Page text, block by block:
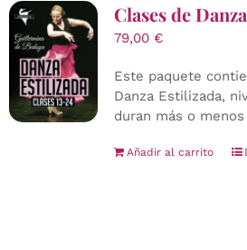
Clases de
79,00 €
Este paquete
Danza Estilizada,
duran más o
Añadir al carrito